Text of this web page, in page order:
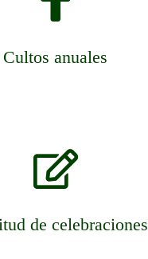
Cultos anuales

de celebraciones